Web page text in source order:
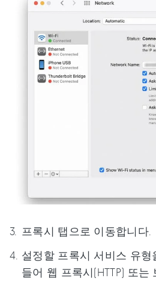
프록시 탭으로 이동합니다.
설정할 프록시 서비스 유형
들어 웹 프록시(HTTP) 또는